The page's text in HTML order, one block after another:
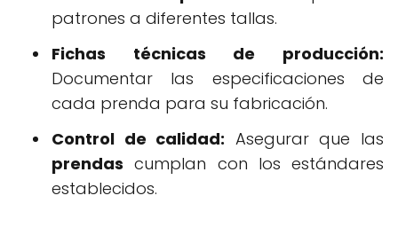
patrones a diferentes tallas.
Fichas técnicas de producción:
Documentar las especificaciones de
cada prenda para su fabricación.
Control de calidad: Asegurar que las
prendas cumplan con los estándares
establecidos.